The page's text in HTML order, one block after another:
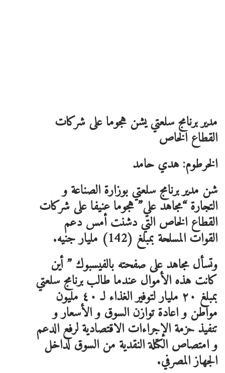
مدير برنامج سلعتي يشن هجوما على شركات
القطاع الخاص
الخرطوم: هدي حامد
شن مدير برنامج سلعتي بوزارة الصناعة و
التجارة “مجاهد علي” هجوما عنيفا على شركات
القطاع الخاص التي دشنت أمس دعم
القوات المسلحة بمبلغ (142) مليار جنيه.
وتسأل مجاهد على صفحته بالفيسبوك ” أين
كانت هذه الأموال عندما طالب برنامج سلعتي
بمبلغ ٢٠ مليار لتوفير الغذاء لـ ٤٠ مليون
مواطن و اعادة توازن السوق و الأسعار و
تنفيذ حزمة الإجراءات الاقتصادية لرفع الدعم
و امتصاص الكتلة النقدية من السوق لداخل
الجهاز المصرفي.